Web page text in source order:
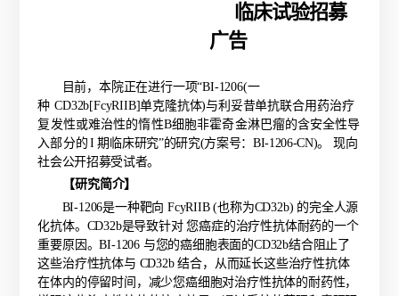
临床试验招募
广告
目前，本院正在进行一项“BI-1206(一
种 CD32b[FcyRIIB]单克隆抗体)与利妥昔单抗联合用药治疗
复发性或难治性的惰性B细胞非霍奇金淋巴瘤的含安全性导
入部分的 I 期临床研究”的研究(方案号：BI-1206-CN)。
现向
社会公开招募受试者。
【研究简介】
BI-1206是一种靶向 FcyRIIB (也称为CD32b) 的完全人源
化抗体。CD32b是导致针对 您癌症的治疗性抗体耐药的一个
重要原因。BI-1206 与您的癌细胞表面的CD32b结合阻止了
这些治疗性抗体与 CD32b 结合，从而延长这些治疗性抗体
在体内的停留时间，减少您癌细胞对治疗性抗体的耐药性，